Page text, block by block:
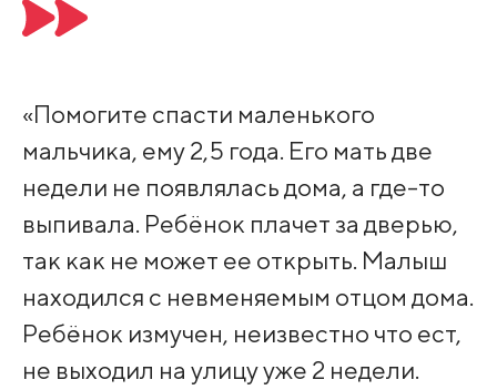
«Помогите спасти маленького
мальчика, ему 2,5 года. Его мать две
недели не появлялась дома, а где-то
выпивала. Ребёнок плачет за дверью,
так как не может ее открыть. Малыш
находился с невменяемым отцом дома.
Ребёнок измучен, неизвестно что ест,
не выходил на улицу уже 2 недели.